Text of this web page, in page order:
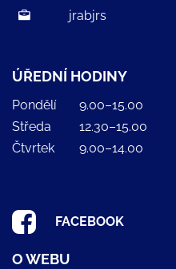
jrabjrs
ÚŘEDNÍ HODINY
Pondělí
9.00–15.00
Středa
12.30–15.00
Čtvrtek
9.00–14.00
FACEBOOK
O WEBU